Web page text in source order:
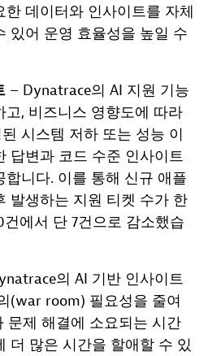
한 데이터와 인사이트를 자체
있어 운영 효율성을 높일 수
– Dynatrace의 AI 지원 기능
고, 비즈니스 영향도에 따라
시스템 저하 또는 성능 이
답변과 코드 수준 인사이트
합니다. 이를 통해 신규 애플
발생하는 지원 티켓 수가 한
에서 단 7건으로 감소했습
의 AI 기반 인사이트
(war room) 필요성을 줄여
문제 해결에 소요되는 시간
더 많은 시간을 할애할 수 있